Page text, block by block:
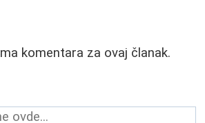
komentara za ovaj članak.